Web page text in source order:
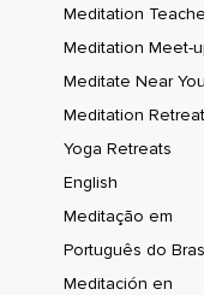
Damit auch im
Wie es sich anfühlt,
Ein Teil des
Ein Teil der göttlichen
Wie es sich anfühlt,
Meditation
Meditation Meet-
Meditate Near You
Meditation
Yoga Retreats
English
Meditação em
Português do
Meditación en